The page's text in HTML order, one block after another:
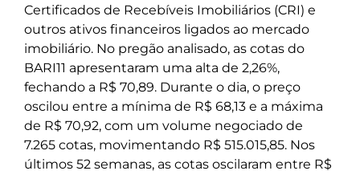
Certificados de Recebíveis Imobiliários (CRI) e
outros ativos financeiros ligados ao mercado
imobiliário. No pregão analisado, as cotas do
BARI11 apresentaram uma alta de 2,26%,
fechando a R$ 70,89. Durante o dia, o preço
oscilou entre a mínima de R$ 68,13 e a máxima
de R$ 70,92, com um volume negociado de
7.265 cotas, movimentando R$ 515.015,85. Nos
últimos 52 semanas, as cotas oscilaram entre R$